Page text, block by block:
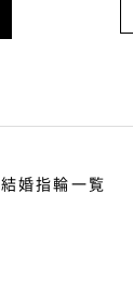
結婚指輪一覧